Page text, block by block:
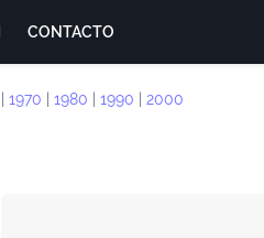
CONTACTO
1970 1980 1990 2000